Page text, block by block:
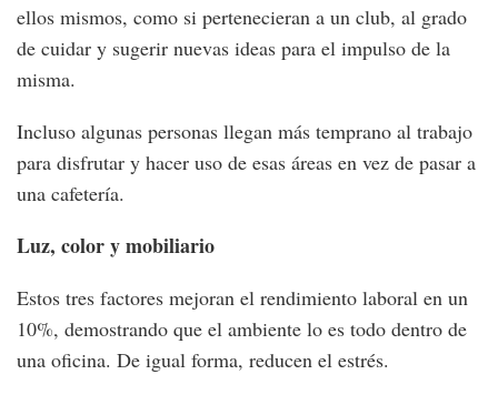
ellos mismos, como si pertenecieran a un club, al grado
de cuidar y sugerir nuevas ideas para el impulso de la
misma.
Incluso algunas personas llegan más temprano al trabajo
para disfrutar y hacer uso de esas áreas en vez de pasar a
una cafetería.
Luz, color y mobiliario
Estos tres factores mejoran el rendimiento laboral en un
10%, demostrando que el ambiente lo es todo dentro de
una oficina. De igual forma, reducen el estrés.